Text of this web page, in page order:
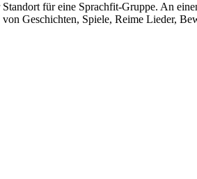
für eine Sprachfit-Gruppe. An
Geschichten, Spiele, Reime Lieder,